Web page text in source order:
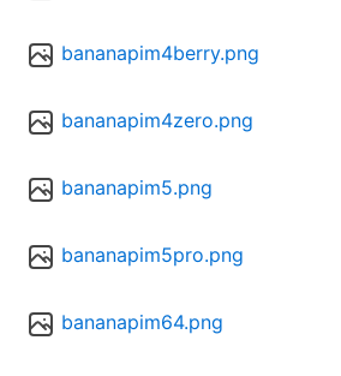
bananapim4berry.png
bananapim4zero.png
bananapim5.png
bananapim5pro.png
bananapim64.png